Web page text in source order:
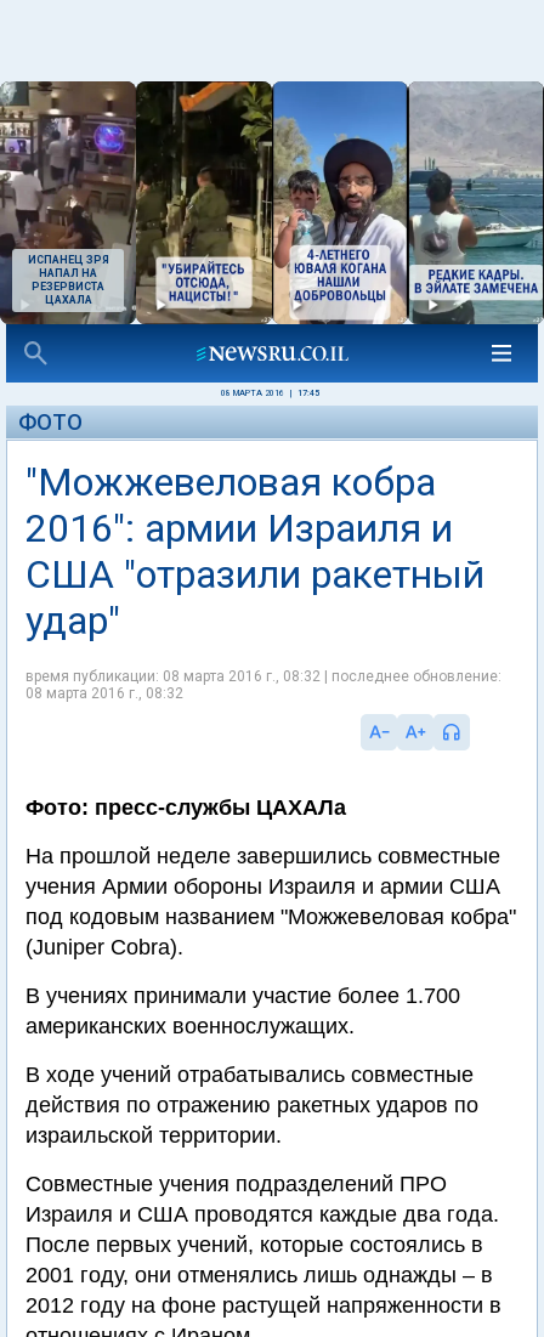
ИСПАНЕЦ ЗРЯ
НАПАЛ НА
РЕЗЕРВИСТА
ЦАХАЛА
08 МАРТА 2016 17:45
ФОТО
"Можжевеловая кобра
2016": армии Израиля и
США "отразили ракетный
удар"
время публикации: 08 марта 2016 г., 08:32 | последнее обновление:
08 марта 2016 г., 08:32
Фото: пресс-службы ЦАХАЛа
На прошлой неделе завершились совместные
учения Армии обороны Израиля и армии США
под кодовым названием "Можжевеловая кобра"
(Juniper Cobra).
В учениях принимали участие более 1.700
американских военнослужащих.
В ходе учений отрабатывались совместные
действия по отражению ракетных ударов по
израильской территории.
Совместные учения подразделений ПРО
Израиля и США проводятся каждые два года.
После первых учений, которые состоялись в
2001 году, они отменялись лишь однажды – в
2012 году на фоне растущей напряженности в